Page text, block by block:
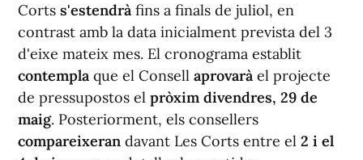
Corts s'estendrà fins a finals de juliol, en
contrast amb la data inicialment prevista del 3
d'eixe mateix mes. El cronograma establit
contempla que el Consell aprovarà el projecte
de pressupostos el pròxim divendres, 29 de
maig. Posteriorment, els consellers
compareixeran davant Les Corts entre el 2 i el